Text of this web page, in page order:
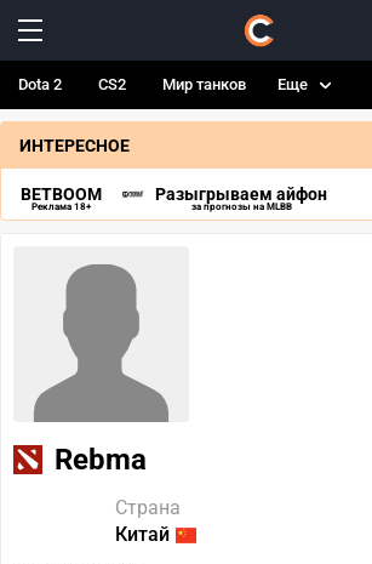
Dota 2 CS2 Мир танков Еще
ИНТЕРЕСНОЕ
BETBOOM
Реклама 18+
Разыгрываем айфон
за прогнозы на MLBB
Rebma
Страна
Китай